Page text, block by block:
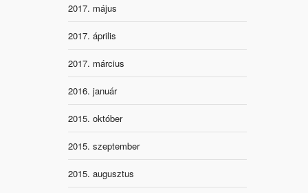
2017. május
2017. április
2017. március
2016. január
2015. október
2015. szeptember
2015. augusztus